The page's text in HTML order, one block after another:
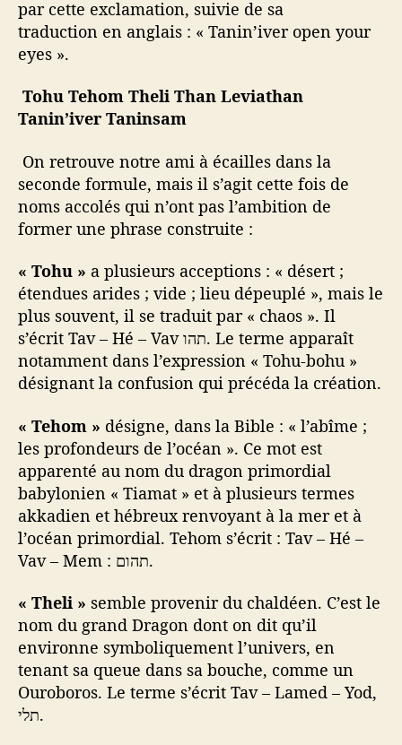
par cette exclamation, suivie de sa
traduction en anglais : « Tanin’iver open your
eyes ».
Tohu Tehom Theli Than Leviathan
Tanin’iver Taninsam
On retrouve notre ami à écailles dans la
seconde formule, mais il s’agit cette fois de
noms accolés qui n’ont pas l’ambition de
former une phrase construite :
« Tohu » a plusieurs acceptions : « désert ;
étendues arides ; vide ; lieu dépeuplé », mais le
plus souvent, il se traduit par « chaos ». Il
s’écrit Tav – Hé – Vav תהו. Le terme apparaît
notamment dans l’expression « Tohu-bohu »
désignant la confusion qui précéda la création.
« Tehom » désigne, dans la Bible : « l’abîme ;
les profondeurs de l’océan ». Ce mot est
apparenté au nom du dragon primordial
babylonien « Tiamat » et à plusieurs termes
akkadien et hébreux renvoyant à la mer et à
l’océan primordial. Tehom s’écrit : Tav – Hé –
Vav – Mem : תהום.
« Theli » semble provenir du chaldéen. C’est le
nom du grand Dragon dont on dit qu’il
environne symboliquement l’univers, en
tenant sa queue dans sa bouche, comme un
Ouroboros. Le terme s’écrit Tav – Lamed – Yod,
תלי.